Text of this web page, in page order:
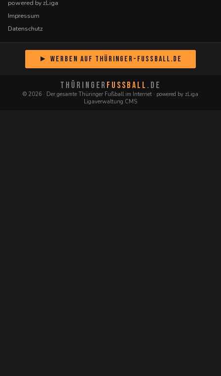
powered by zLiga
Impressum
Datenschutz
► Werben auf Thüringer-Fussball.de
THÜRINGER FUSSBALL .DE
© 2026 · Der gesamte Thüringer Fußball im Internet · powered by zLiga
Ligaverwaltung CMS